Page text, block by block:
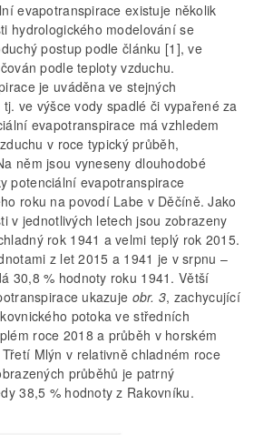
evapotranspirace existuje několik
hydrologického modelování se
postup podle článku [1], ve
podle teploty vzduchu.
je uváděna ve stejných
ve výšce vody spadlé či vypařené za
evapotranspirace má vzhledem
v roce typický průběh,
něm jsou vyneseny dlouhodobé
potenciální evapotranspirace
roku na povodí Labe v Děčíně. Jako
v jednotlivých letech jsou zobrazeny
rok 1941 a velmi teplý rok 2015.
z let 2015 a 1941 je v srpnu –
30,8 % hodnoty roku 1941. Větší
ukazuje obr. 3, zachycující
potoka ve středních
roce 2018 a průběh v horském
Mlýn v relativně chladném roce
průběhů je patrný
38,5 % hodnoty z Rakovníku.